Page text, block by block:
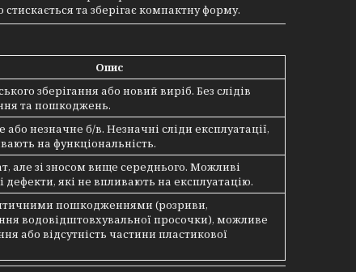
та зберігає компактну форму.
Опис
зберігання або новий виріб. Без слідів
та пошкоджень.
або незначне б/в. Незначні сліди експлуатації,
на функціональність.
але зі зносом вище середнього. Можливі
дефекти, які не впливають на експлуатацію.
пошкодженнями (розриви,
водовідштовхувальної просочки), можливе
або відсутність частини пластикової